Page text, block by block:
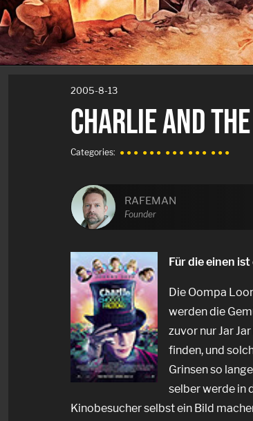
2005-8-13
CHARLIE AND
Categories: ● ● ● ● ● ● ● ● ● ● ● ● ● ● ●
RAFEMAN
Founder
Für die einen
Die Oompa
werden die
zuvor nur Jar
finden, und
Grinsen so
selber werde in
Kinobesucher selbst ein Bild